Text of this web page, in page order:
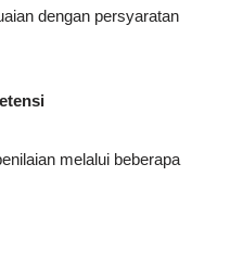
dengan persyaratan
melalui beberapa